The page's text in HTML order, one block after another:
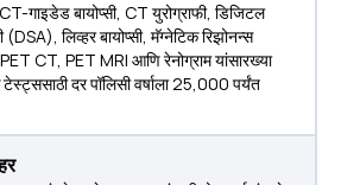
गाइडेड बायोप्सी, CT युरोग्राफी, डिजिटल
लिव्हर बायोप्सी, मॅग्नेटिक रिझोनन्स
CT, PET MRI आणि रेनोग्राम यांसारख्या
दर पॉलिसी वर्षाला ₹25,000 पर्यंत